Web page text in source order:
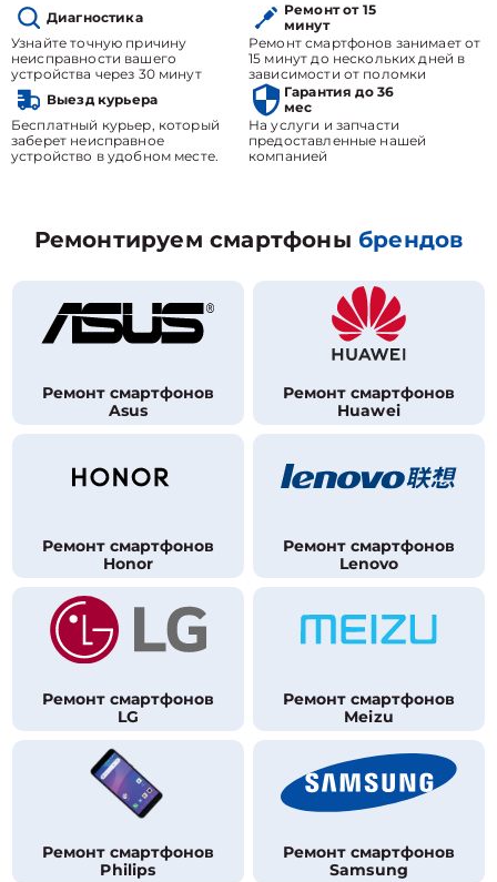
Диагностика
Узнайте точную причину
неисправности вашего
устройства через 30 минут
Ремонт от 15
минут
Ремонт смартфонов занимает от
15 минут до нескольких дней в
зависимости от поломки
Выезд курьера
Бесплатный курьер, который
заберет неисправное
устройство в удобном месте.
Гарантия до 36
мес
На услуги и запчасти
предоставленные нашей
компанией
Ремонтируем смартфоны брендов
Ремонт смартфонов
Asus
Ремонт смартфонов
Huawei
Ремонт смартфонов
Honor
Ремонт смартфонов
Lenovo
Ремонт смартфонов
LG
Ремонт смартфонов
Meizu
Ремонт смартфонов
Philips
Ремонт смартфонов
Samsung